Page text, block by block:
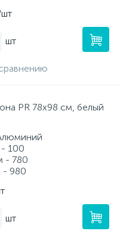
шт
PR 78x98 см, белый
100
- 780
- 980
шт